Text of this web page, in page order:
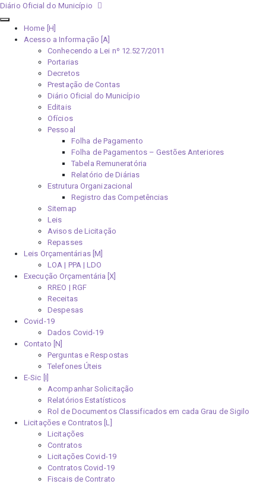
Diário Oficial do Município
Home [H]
Acesso a Informação [A]
Conhecendo a Lei nº 12.527/2011
Portarias
Decretos
Prestação de Contas
Diário Oficial do Município
Editais
Ofícios
Pessoal
Folha de Pagamento
Folha de Pagamentos – Gestões Anteriores
Tabela Remuneratória
Relatório de Diárias
Estrutura Organizacional
Registro das Competências
Sitemap
Leis
Avisos de Licitação
Repasses
Leis Orçamentárias [M]
LOA | PPA | LDO
Execução Orçamentária [X]
RREO | RGF
Receitas
Despesas
Covid-19
Dados Covid-19
Contato [N]
Perguntas e Respostas
Telefones Úteis
E-Sic [I]
Acompanhar Solicitação
Relatórios Estatísticos
Rol de Documentos Classificados em cada Grau de Sigilo
Licitações e Contratos [L]
Licitações
Contratos
Licitações Covid-19
Contratos Covid-19
Fiscais de Contrato